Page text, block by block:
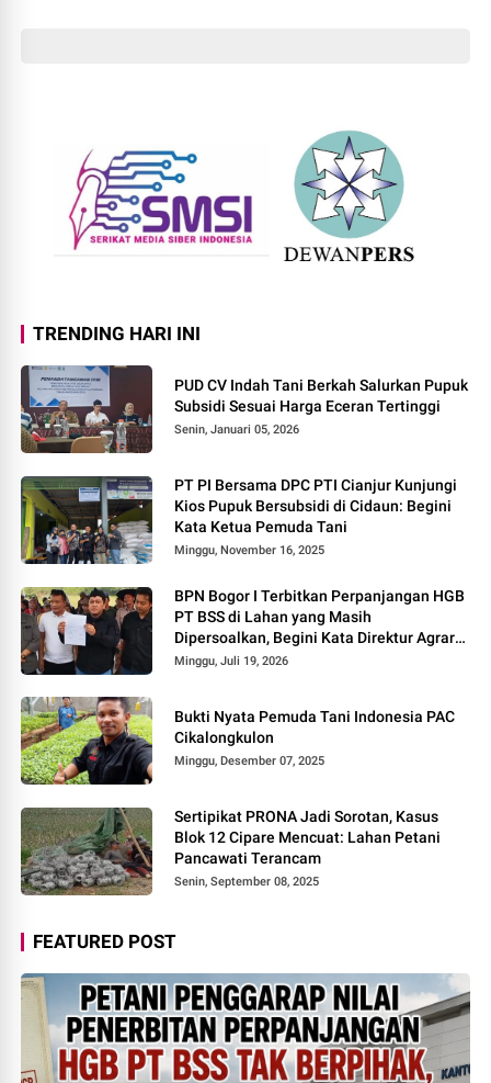
TRENDING HARI INI
PUD CV Indah Tani Berkah Salurkan Pupuk
Subsidi Sesuai Harga Eceran Tertinggi
Senin, Januari 05, 2026
PT PI Bersama DPC PTI Cianjur Kunjungi
Kios Pupuk Bersubsidi di Cidaun: Begini
Kata Ketua Pemuda Tani
Minggu, November 16, 2025
BPN Bogor I Terbitkan Perpanjangan HGB
PT BSS di Lahan yang Masih
Dipersoalkan, Begini Kata Direktur Agraria
Institute!
Minggu, Juli 19, 2026
Bukti Nyata Pemuda Tani Indonesia PAC
Cikalongkulon
Minggu, Desember 07, 2025
Sertipikat PRONA Jadi Sorotan, Kasus
Blok 12 Cipare Mencuat: Lahan Petani
Pancawati Terancam
Senin, September 08, 2025
FEATURED POST